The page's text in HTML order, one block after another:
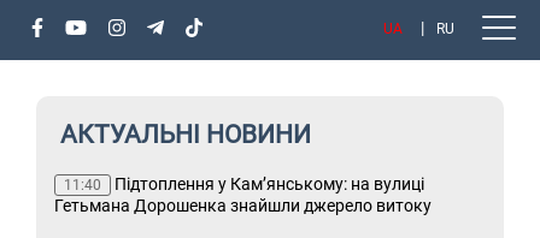
UA RU
АКТУАЛЬНІ НОВИНИ
11:40
Підтоплення у Кам’янському: на вулиці
Гетьмана Дорошенка знайшли джерело витоку